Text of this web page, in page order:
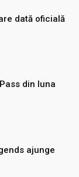
dată oficială
din luna
ajunge